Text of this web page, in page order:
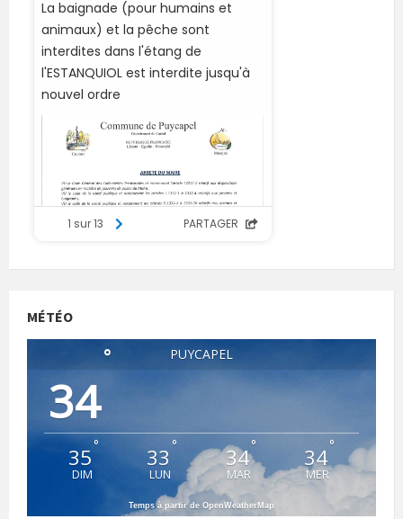
MÉTÉO
PUYCAPEL
34
°
35°
DIM
33 °
LUN
34°
MAR
34°
MER
Temps à partir de OpenWeatherMap